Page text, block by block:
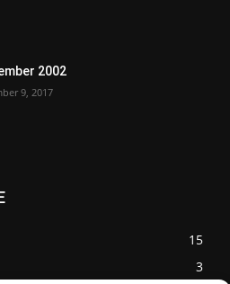
2002
9, 2017
15
3